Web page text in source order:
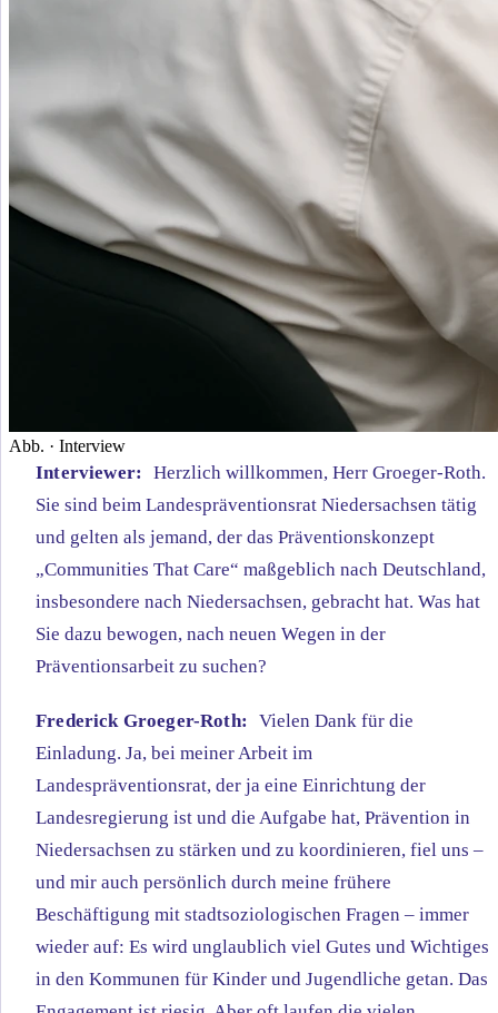
Abb. · Interview
Interviewer:
Herzlich willkommen, Herr Groeger-Roth.
Sie sind beim Landespräventionsrat Niedersachsen tätig
und gelten als jemand, der das Präventionskonzept
„Communities That Care“ maßgeblich nach Deutschland,
insbesondere nach Niedersachsen, gebracht hat. Was hat
Sie dazu bewogen, nach neuen Wegen in der
Präventionsarbeit zu suchen?
Frederick Groeger-Roth:
Vielen Dank für die
Einladung. Ja, bei meiner Arbeit im
Landespräventionsrat, der ja eine Einrichtung der
Landesregierung ist und die Aufgabe hat, Prävention in
Niedersachsen zu stärken und zu koordinieren, fiel uns –
und mir auch persönlich durch meine frühere
Beschäftigung mit stadtsoziologischen Fragen – immer
wieder auf: Es wird unglaublich viel Gutes und Wichtiges
in den Kommunen für Kinder und Jugendliche getan. Das